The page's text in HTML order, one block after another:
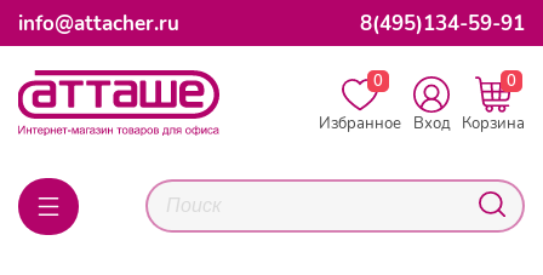
info@attacher.ru 8(495)134-59-91
0
Избранное
Вход
0
Корзина